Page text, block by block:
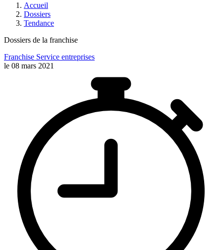
Accueil
Dossiers
Tendance
Dossiers de la franchise
Franchise Service entreprises
le 08 mars 2021